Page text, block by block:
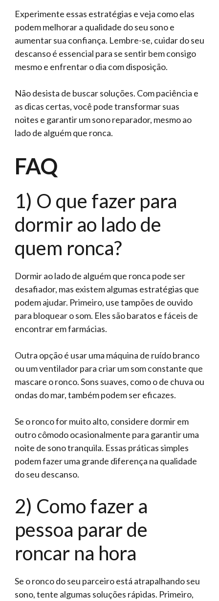
Experimente essas estratégias e veja como elas
podem melhorar a qualidade do seu sono e
aumentar sua confiança. Lembre-se, cuidar do seu
descanso é essencial para se sentir bem consigo
mesmo e enfrentar o dia com disposição.
Não desista de buscar soluções. Com paciência e
as dicas certas, você pode transformar suas
noites e garantir um sono reparador, mesmo ao
lado de alguém que ronca.
FAQ
1) O que fazer para
dormir ao lado de
quem ronca?
Dormir ao lado de alguém que ronca pode ser
desafiador, mas existem algumas estratégias que
podem ajudar. Primeiro, use tampões de ouvido
para bloquear o som. Eles são baratos e fáceis de
encontrar em farmácias.
Outra opção é usar uma máquina de ruído branco
ou um ventilador para criar um som constante que
mascare o ronco. Sons suaves, como o de chuva ou
ondas do mar, também podem ser eficazes.
Se o ronco for muito alto, considere dormir em
outro cômodo ocasionalmente para garantir uma
noite de sono tranquila. Essas práticas simples
podem fazer uma grande diferença na qualidade
do seu descanso.
2) Como fazer a
pessoa parar de
roncar na hora
Se o ronco do seu parceiro está atrapalhando seu
sono, tente algumas soluções rápidas. Primeiro,